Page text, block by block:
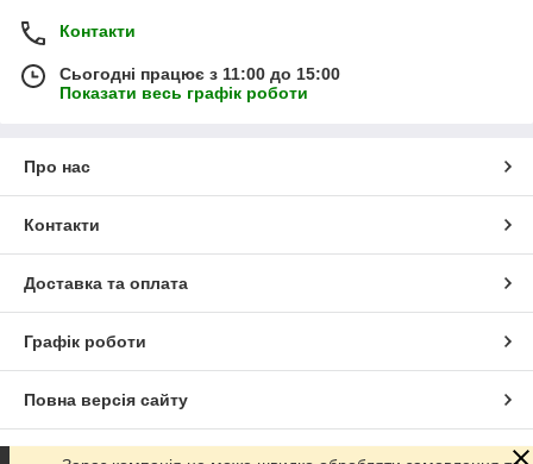
Контакти
Сьогодні працює з 11:00 до 15:00
Показати весь графік роботи
Про нас
Контакти
Доставка та оплата
Графік роботи
Повна версія сайту
Сайт створено на маркетплейсіProm.ua